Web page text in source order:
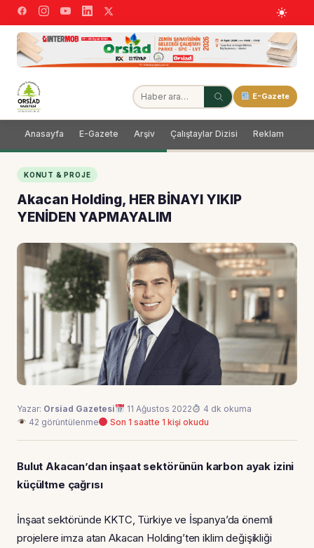
E-Gazete
Anasayfa E-Gazete Arşiv Çalıştaylar Dizisi Reklam
KONUT & PROJE
Akacan Holding, HER BİNAYI YIKIP
YENİDEN YAPMAYALIM
Yazar: Orsiad Gazetesi 11 Ağustos 2022
4 dk okuma
42 görüntülenme
Son 1 saatte 1 kişi okudu
Bulut Akacan’dan inşaat sektörünün karbon ayak izini
küçültme çağrısı
İnşaat sektöründe KKTC, Türkiye ve İspanya’da önemli
projelere imza atan Akacan Holding’ten iklim değişikliği